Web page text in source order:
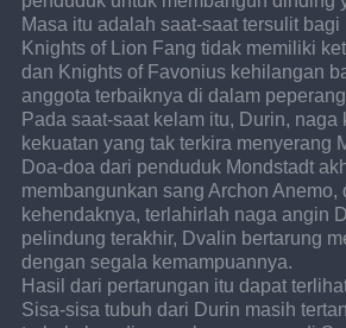
Masa itu adalah saat-saat tersulit bagi
Knights of Lion Fang tidak memiliki
dan Knights of Favonius kehilangan
anggota terbaiknya di dalam
Pada saat-saat kelam itu, Durin,
kekuatan yang tak terkira menyerang
Doa-doa dari penduduk Mondstadt
membangunkan sang Archon Anemo,
kehendaknya, terlahirlah naga angin
pelindung terakhir, Dvalin bertarung
dengan segala kemampuannya.
Hasil dari pertarungan itu dapat
Sisa-sisa tubuh dari Durin masih